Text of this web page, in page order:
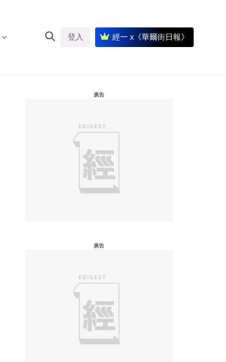
登入 經一 x《華爾街日報》
廣告
廣告